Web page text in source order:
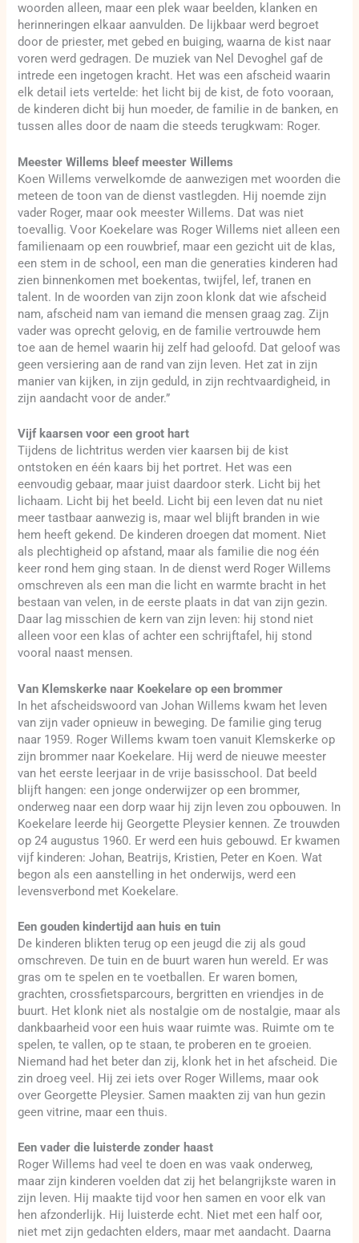
woorden alleen, maar een plek waar beelden, klanken en
herinneringen elkaar aanvulden. De lijkbaar werd begroet
door de priester, met gebed en buiging, waarna de kist naar
voren werd gedragen. De muziek van Nel Devoghel gaf de
intrede een ingetogen kracht. Het was een afscheid waarin
elk detail iets vertelde: het licht bij de kist, de foto vooraan,
de kinderen dicht bij hun moeder, de familie in de banken, en
tussen alles door de naam die steeds terugkwam: Roger.
Meester Willems bleef meester Willems
Koen Willems verwelkomde de aanwezigen met woorden die
meteen de toon van de dienst vastlegden. Hij noemde zijn
vader Roger, maar ook meester Willems. Dat was niet
toevallig. Voor Koekelare was Roger Willems niet alleen een
familienaam op een rouwbrief, maar een gezicht uit de klas,
een stem in de school, een man die generaties kinderen had
zien binnenkomen met boekentas, twijfel, lef, tranen en
talent. In de woorden van zijn zoon klonk dat wie afscheid
nam, afscheid nam van iemand die mensen graag zag. Zijn
vader was oprecht gelovig, en de familie vertrouwde hem
toe aan de hemel waarin hij zelf had geloofd. Dat geloof was
geen versiering aan de rand van zijn leven. Het zat in zijn
manier van kijken, in zijn geduld, in zijn rechtvaardigheid, in
zijn aandacht voor de ander.”
Vijf kaarsen voor een groot hart
Tijdens de lichtritus werden vier kaarsen bij de kist
ontstoken en één kaars bij het portret. Het was een
eenvoudig gebaar, maar juist daardoor sterk. Licht bij het
lichaam. Licht bij het beeld. Licht bij een leven dat nu niet
meer tastbaar aanwezig is, maar wel blijft branden in wie
hem heeft gekend. De kinderen droegen dat moment. Niet
als plechtigheid op afstand, maar als familie die nog één
keer rond hem ging staan. In de dienst werd Roger Willems
omschreven als een man die licht en warmte bracht in het
bestaan van velen, in de eerste plaats in dat van zijn gezin.
Daar lag misschien de kern van zijn leven: hij stond niet
alleen voor een klas of achter een schrijftafel, hij stond
vooral naast mensen.
Van Klemskerke naar Koekelare op een brommer
In het afscheidswoord van Johan Willems kwam het leven
van zijn vader opnieuw in beweging. De familie ging terug
naar 1959. Roger Willems kwam toen vanuit Klemskerke op
zijn brommer naar Koekelare. Hij werd de nieuwe meester
van het eerste leerjaar in de vrije basisschool. Dat beeld
blijft hangen: een jonge onderwijzer op een brommer,
onderweg naar een dorp waar hij zijn leven zou opbouwen. In
Koekelare leerde hij Georgette Pleysier kennen. Ze trouwden
op 24 augustus 1960. Er werd een huis gebouwd. Er kwamen
vijf kinderen: Johan, Beatrijs, Kristien, Peter en Koen. Wat
begon als een aanstelling in het onderwijs, werd een
levensverbond met Koekelare.
Een gouden kindertijd aan huis en tuin
De kinderen blikten terug op een jeugd die zij als goud
omschreven. De tuin en de buurt waren hun wereld. Er was
gras om te spelen en te voetballen. Er waren bomen,
grachten, crossfietsparcours, bergritten en vriendjes in de
buurt. Het klonk niet als nostalgie om de nostalgie, maar als
dankbaarheid voor een huis waar ruimte was. Ruimte om te
spelen, te vallen, op te staan, te proberen en te groeien.
Niemand had het beter dan zij, klonk het in het afscheid. Die
zin droeg veel. Hij zei iets over Roger Willems, maar ook
over Georgette Pleysier. Samen maakten zij van hun gezin
geen vitrine, maar een thuis.
Een vader die luisterde zonder haast
Roger Willems had veel te doen en was vaak onderweg,
maar zijn kinderen voelden dat zij het belangrijkste waren in
zijn leven. Hij maakte tijd voor hen samen en voor elk van
hen afzonderlijk. Hij luisterde echt. Niet met een half oor,
niet met zijn gedachten elders, maar met aandacht. Daarna